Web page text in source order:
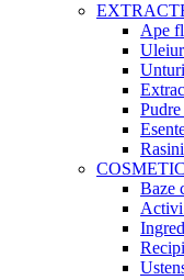
Ape
Baze
Activi